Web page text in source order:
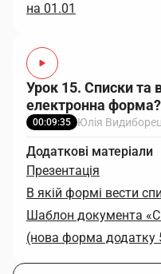
на 01.01
Урок 15. Списки та
електронна форма?
00:09:35 Юлія
Додаткові матеріали
Презентація
В якій формі вести
Шаблон документа
(нова форма додатку